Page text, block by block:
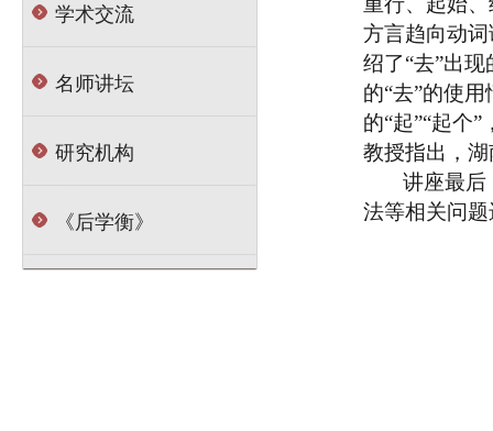
学术交流
名师讲坛
研究机构
《后学衡》
方言趋向动
绍了“去”出
的“去”的使
的“起”“起个
教授指出，
讲座最后
法等相关问